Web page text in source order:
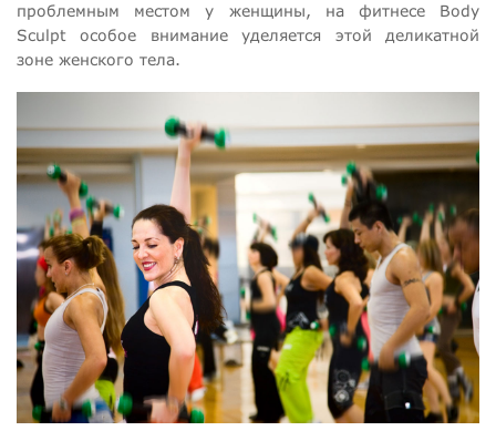
проблемным местом у женщины, на фитнесе Body
Sculpt особое внимание уделяется этой деликатной
зоне женского тела.